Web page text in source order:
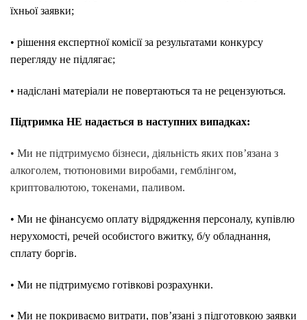
їхньої заявки;
• рішення експертної комісії за результатами конкурсу
перегляду не підлягає;
• надіслані матеріали не повертаються та не рецензуються.
Підтримка НЕ надається в наступних випадках:
• Ми не підтримуємо бізнеси, діяльність яких пов’язана з
алкоголем, тютюновими виробами, гемблінгом,
криптовалютою, токенами, паливом.
• Ми не фінансуємо оплату відрядження персоналу, купівлю
нерухомості, речей особистого вжитку, б/у обладнання,
сплату боргів.
• Ми не підтримуємо готівкові розрахунки.
• Ми не покриваємо витрати, пов’язані з підготовкою заявки